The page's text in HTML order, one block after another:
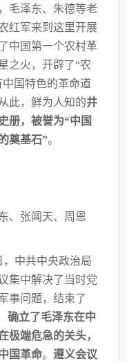
毛泽东、朱德等老
红军来到这里开展
中国第一个农村革
之火，开辟了“农
国特色的革命道
此，鲜为人知的井
册，被誉为“中 国
奠基石”。
、张闻天、周恩
，中共中央政治局
集中解决了当时党
事问题，结束了
确立了毛泽东在中
极端危急的关头，
国革命。遵义会议